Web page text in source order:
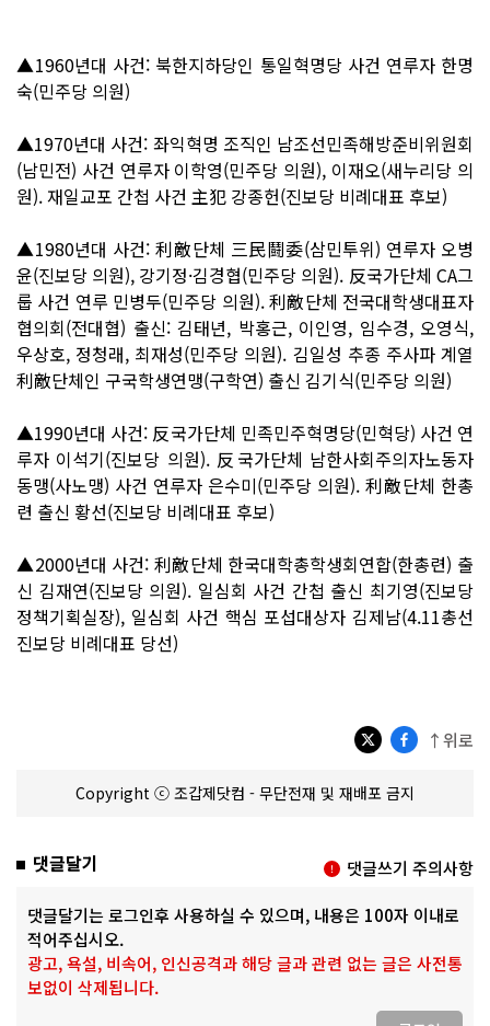
▲1960년대 사건: 북한지하당인 통일혁명당 사건 연루자 한명
숙(민주당 의원)
▲1970년대 사건: 좌익혁명 조직인 남조선민족해방준비위원회
(남민전) 사건 연루자 이학영(민주당 의원), 이재오(새누리당 의
원). 재일교포 간첩 사건 主犯 강종헌(진보당 비례대표 후보)
▲1980년대 사건: 利敵단체 三民鬪委(삼민투위) 연루자 오병
윤(진보당 의원), 강기정·김경협(민주당 의원). 反국가단체 CA그
룹 사건 연루 민병두(민주당 의원). 利敵단체 전국대학생대표자
협의회(전대협) 출신: 김태년, 박홍근, 이인영, 임수경, 오영식,
우상호, 정청래, 최재성(민주당 의원). 김일성 추종 주사파 계열
利敵단체인 구국학생연맹(구학연) 출신 김기식(민주당 의원)
▲1990년대 사건: 反국가단체 민족민주혁명당(민혁당) 사건 연
루자 이석기(진보당 의원). 反국가단체 남한사회주의자노동자
동맹(사노맹) 사건 연루자 은수미(민주당 의원). 利敵단체 한총
련 출신 황선(진보당 비례대표 후보)
▲2000년대 사건: 利敵단체 한국대학총학생회연합(한총련) 출
신 김재연(진보당 의원). 일심회 사건 간첩 출신 최기영(진보당
정책기획실장), 일심회 사건 핵심 포섭대상자 김제남(4.11총선
진보당 비례대표 당선)
↑위로
Copyright ⓒ 조갑제닷컴 - 무단전재 및 재배포 금지
댓글달기 댓글쓰기 주의사항
댓글달기는 로그인후 사용하실 수 있으며, 내용은 100자 이내로
적어주십시오.
광고, 욕설, 비속어, 인신공격과 해당 글과 관련 없는 글은 사전통
보없이 삭제됩니다.